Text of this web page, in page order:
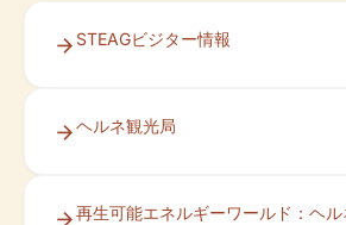
STEAGビジター情報
ヘルネ観光局
再生可能エネルギーワールド：ヘ